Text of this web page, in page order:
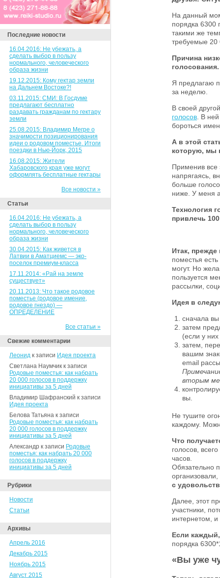
Последние новости
16.04.2016: Не убежать, а
сделать выбор в пользу
нормального, человеческого
образа жизни
19.12.2015: Кому гектар земли
на Дальнем Востоке?!
03.11.2015: СМИ: В Госдуме
предлагают бесплатно
раздавать гражданам по гектару
земли
25.08.2015: Владимир Мегре о
значимости позиционирования
идеи о родовом поместье. Итоги
поездки в Нью-Йорк, 2015
16.08.2015: Жители
Хабаровского края уже могут
оформлять бесплатные гектары
Все новости »
Статьи
16.04.2016: Не убежать, а
сделать выбор в пользу
нормального, человеческого
образа жизни
30.04.2015: Как живется в
Латвии в Аматциемс — эко-
поселок премиум-класса
17.11.2014: «Рай на земле
существует»
20.11.2013: Что такое родовое
поместье (родовое имение,
родовое гнездо) —
ОПРЕДЕЛЕНИЕ
Все статьи »
Свежие комментарии
Леонид к записи Идея проекта
Светлана Наумчик к записи
Родовые поместья: как набрать
20 000 голосов в поддержку
инициативы за 5 дней
Владимир Шафранский к записи
Идея проекта
Белова Татьяна к записи
Родовые поместья: как набрать
20 000 голосов в поддержку
инициативы за 5 дней
Александр к записи Родовые
поместья: как набрать 20 000
голосов в поддержку
инициативы за 5 дней
Рубрики
Новости
Статьи
Архивы
Апрель 2016
Декабрь 2015
Ноябрь 2015
Август 2015
На данный
порядка 6300
такими же
требуемые 20
Причина
голосования.
Я предлагаю
за неделю.
В своей
голосов . В
бороться
А в этой
которую, мы
Применив все
напрягаясь,
больше
ниже. У меня
Технология
привлечь
Итак, прежде
поместья
могут. Но
пользуется
рассылки,
Идея в
сначала вы
затем
(если у
затем,
вашим
email
вторым
вы.
Не тушите
каждому.
Что
голосов,
часов.
Обязательно
с
Далее, этот
участники,
интернетом, и
Если
порядка
«Вы уже